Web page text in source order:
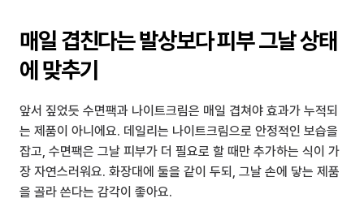
매일 겹친다는 발상보다 피부 그날 상태
에 맞추기
앞서 짚었듯 수면팩과 나이트크림은 매일 겹쳐야 효과가 누적되
는 제품이 아니에요. 데일리는 나이트크림으로 안정적인 보습을
잡고, 수면팩은 그날 피부가 더 필요로 할 때만 추가하는 식이 가
장 자연스러워요. 화장대에 둘을 같이 두되, 그날 손에 닿는 제품
을 골라 쓴다는 감각이 좋아요.